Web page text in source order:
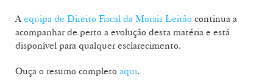
A equipa de Direito Fiscal da Morais Leitão continua a
acompanhar de perto a evolução desta matéria e está
disponível para qualquer esclarecimento.
Ouça o resumo completo aqui.